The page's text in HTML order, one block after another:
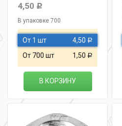
4,50 Р
В упаковке 700
От 1 шт 4,50 Р
От 700 шт 1,50 Р
В КОРЗИНУ